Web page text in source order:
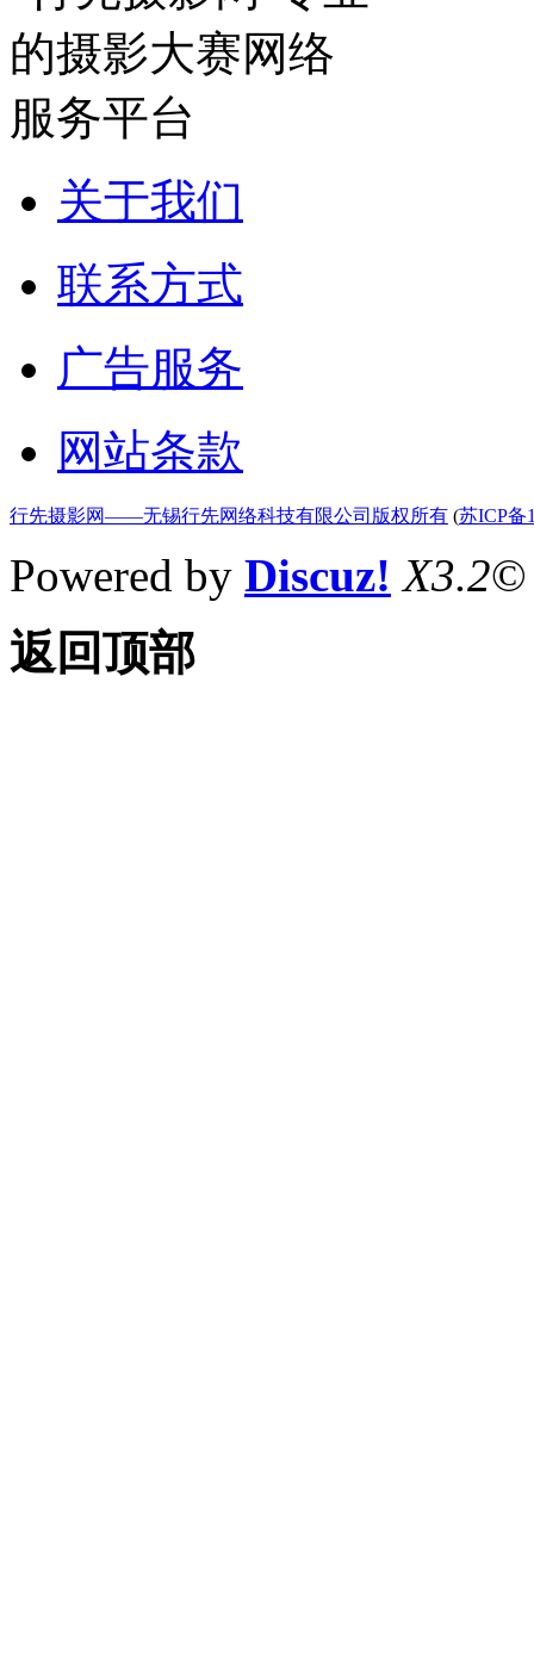
关于我们
联系方式
广告服务
网站条款
行先摄影网——无锡行先网络科技有限公司版权所有 (苏ICP备
Powered by Discuz! X3.2©
返回顶部